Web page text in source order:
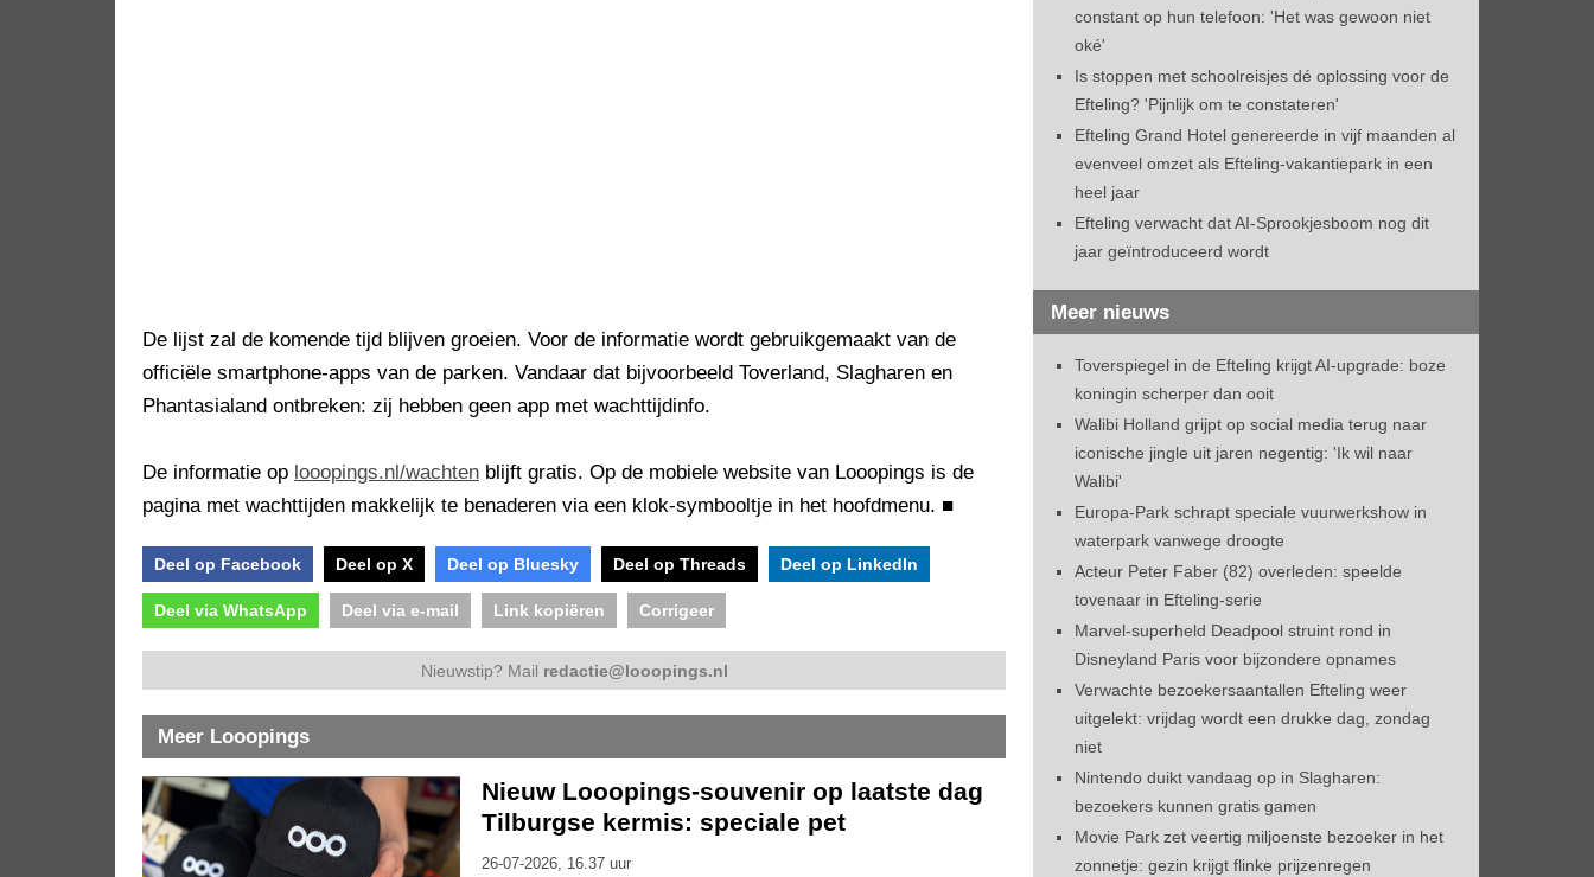
De lijst zal de komende tijd blijven groeien. Voor de informatie wordt gebruikgemaakt van de
officiële smartphone-apps van de parken. Vandaar dat bijvoorbeeld Toverland, Slagharen en
Phantasialand ontbreken: zij hebben geen app met wachttijdinfo.
De informatie op looopings.nl/wachten blijft gratis. Op de mobiele website van Looopings is de
pagina met wachttijden makkelijk te benaderen via een klok-symbooltje in het hoofdmenu. ■
Deel op Facebook Deel op X Deel op Bluesky Deel op Threads Deel op LinkedIn
Deel via WhatsApp Deel via e-mail Link kopiëren Corrigeer
Nieuwstip? Mail redactie@looopings.nl
Meer Looopings
Nieuw Looopings-souvenir op laatste dag
Tilburgse kermis: speciale pet
26-07-2026, 16.37 uur
constant op hun telefoon: 'Het was gewoon niet
oké'
Is stoppen met schoolreisjes dé oplossing voor de
Efteling? 'Pijnlijk om te constateren'
Efteling Grand Hotel genereerde in vijf maanden al
evenveel omzet als Efteling-vakantiepark in een
heel jaar
Efteling verwacht dat AI-Sprookjesboom nog dit
jaar geïntroduceerd wordt
Meer nieuws
Toverspiegel in de Efteling krijgt AI-upgrade: boze
koningin scherper dan ooit
Walibi Holland grijpt op social media terug naar
iconische jingle uit jaren negentig: 'Ik wil naar
Walibi'
Europa-Park schrapt speciale vuurwerkshow in
waterpark vanwege droogte
Acteur Peter Faber (82) overleden: speelde
tovenaar in Efteling-serie
Marvel-superheld Deadpool struint rond in
Disneyland Paris voor bijzondere opnames
Verwachte bezoekersaantallen Efteling weer
uitgelekt: vrijdag wordt een drukke dag, zondag
niet
Nintendo duikt vandaag op in Slagharen:
bezoekers kunnen gratis gamen
Movie Park zet veertig miljoenste bezoeker in het
zonnetje: gezin krijgt flinke prijzenregen